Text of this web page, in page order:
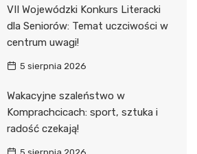
VII Wojewódzki Konkurs Literacki
dla Seniorów: Temat uczciwości w
centrum uwagi!
5 sierpnia 2026
Wakacyjne szaleństwo w
Komprachcicach: sport, sztuka i
radość czekają!